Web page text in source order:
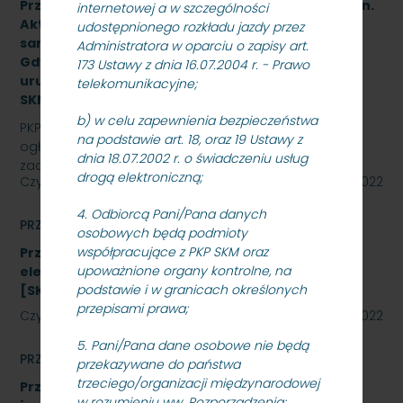
internetowej a w szczególności
udostępnionego rozkładu jazdy przez
Administratora w oparciu o zapisy art.
173 Ustawy z dnia 16.07.2004 r. - Prawo
telekomunikacyjne;
b) w celu zapewnienia bezpieczeństwa
na podstawie art. 18, oraz 19 Ustawy z
dnia 18.07.2002 r. o świadczeniu usług
drogą elektroniczną;
4. Odbiorcą Pani/Pana danych
osobowych będą podmioty
współpracujące z PKP SKM oraz
upoważnione organy kontrolne, na
podstawie i w granicach określonych
przepisami prawa;
5. Pani/Pana dane osobowe nie będą
przekazywane do państwa
trzeciego/organizacji międzynarodowej
Przetarg nieograniczony na wykonanie zadania pn.
Aktualizacja dokumentacji projektowej i budowa
samoczynnej blokady liniowej na odcinku Sopot –
Gdynia Orłowo wraz z wdrożeniem, rozruchem i
uruchomieniem urządzeń i systemów -
SKMMU.086.38.22.
PKP SZYBKA KOLEJ MIEJSKA W TRÓJMIEŚCIE Sp. z o.o.
ogłasza przetarg nieograniczony na wykonanie
zadania pn. Aktualizacja dokumentacji projektowej i…
Czytaj dalej
08 listopada 2022
PRZETARGI
Przetarg nieograniczony na zakup energii
elektrycznej nietrakcyjnej na rok 2023
[SKMMU.086.59.22]
Czytaj dalej
27 października 2022
PRZETARGI
Przetarg nieograniczony, którego przedmiotem